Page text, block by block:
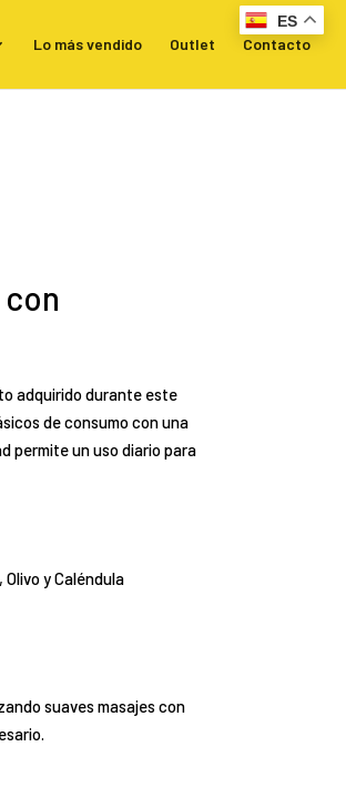
Lo más vendido Outlet Contacto
adquirido durante este
de consumo con una
permite un uso diario para
y Caléndula
suaves masajes con
ES